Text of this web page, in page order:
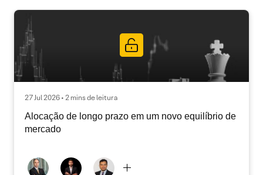
27 Jul 2026 • 2 mins de leitura
Alocação de longo prazo em um novo equilíbrio de
mercado